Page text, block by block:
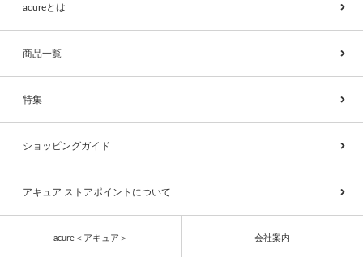
acureとは
商品一覧
特集
ショッピングガイド
アキュア ストアポイントについて
acure＜アキュア＞ 会社案内